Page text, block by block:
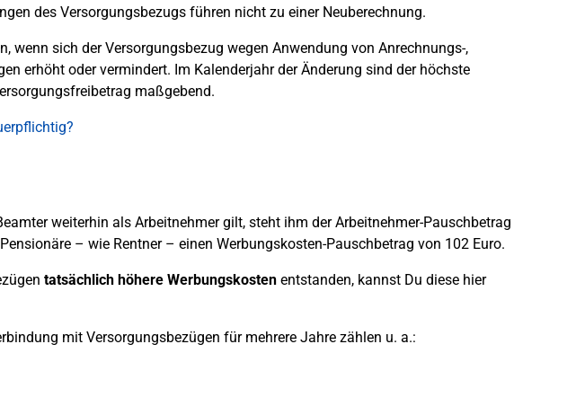
des Versorgungsbezugs führen nicht zu einer Neuberechnung.
wenn sich der Versorgungsbezug wegen Anwendung von Anrechnungs-,
erhöht oder vermindert. Im Kalenderjahr der Änderung sind der höchste
maßgebend.
weiterhin als Arbeitnehmer gilt, steht ihm der Arbeitnehmer-Pauschbetrag
– wie Rentner – einen Werbungskosten-Pauschbetrag von 102 Euro.
tatsächlich höhere Werbungskostenentstanden, kannst Du diese hier
mit Versorgungsbezügen für mehrere Jahre zählen u. a.: